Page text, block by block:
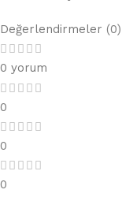
Değerlendirmeler (0)
0 yorum
0
0
0